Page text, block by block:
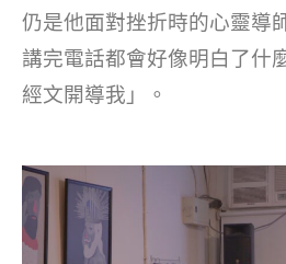
仍是他面對挫折時的心靈導
講完電話都會好像明白了什
經文開導我」。